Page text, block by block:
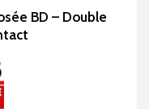
BD – Double